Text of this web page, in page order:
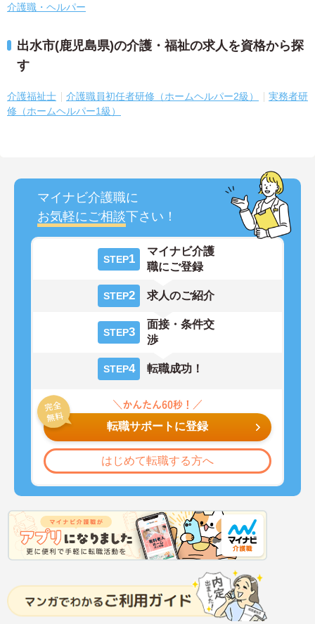
介護職・ヘルパー
出水市(鹿児島県)の介護・福祉の求人を資格から探
す
介護福祉士 介護職員初任者研修（ホームヘルパー2級）
実務者研
修（ホームヘルパー1級）
マイナビ介護職に
お気軽にご相談下さい！
STEP1
マイナビ介護
職にご登録
STEP2 求人のご紹介
STEP3
面接・条件交
渉
STEP4 転職成功！
転職サポートに登録
はじめて転職する方へ